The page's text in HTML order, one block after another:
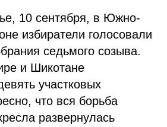
10 сентября, в Южно-
избиратели голосовали
седьмого созыва.
и Шикотане
участковых
что вся борьба
развернулась